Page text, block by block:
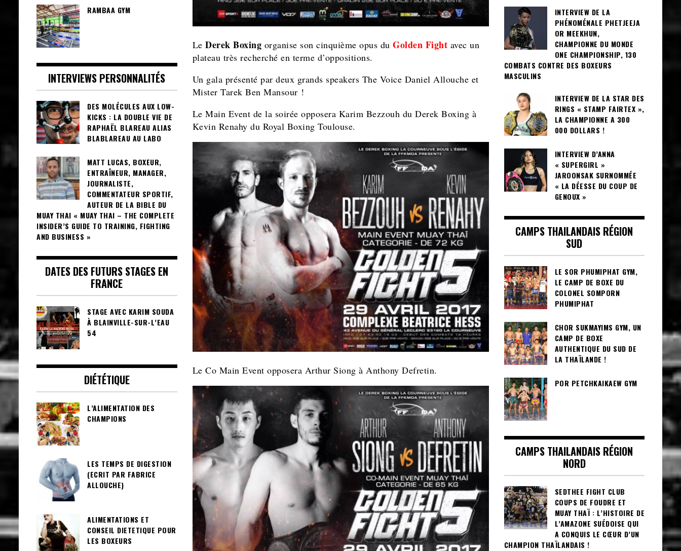
Le Derek Boxing organise son cinquième opus du Golden Fight avec un
plateau très recherché en terme d’oppositions.
Un gala présenté par deux grands speakers The Voice Daniel Allouche et
Mister Tarek Ben Mansour !
Le Main Event de la soirée opposera Karim Bezzouh du Derek Boxing à
Kevin Renahy du Royal Boxing Toulouse.
Le Co Main Event opposera Arthur Siong à Anthony Defretin.
RAMBAA GYM
INTERVIEWS PERSONNALITÉS
DES MOLÉCULES AUX LOW-
KICKS : LA DOUBLE VIE DE
RAPHAËL BLAREAU ALIAS
BLABLAREAU AU LABO
MATT LUCAS, BOXEUR,
ENTRAÎNEUR, MANAGER,
JOURNALISTE,
COMMENTATEUR SPORTIF,
AUTEUR DE LA BIBLE DU
MUAY THAI « MUAY THAI – THE COMPLETE
INSIDER’S GUIDE TO TRAINING, FIGHTING
AND BUSINESS »
DATES DES FUTURS STAGES EN
FRANCE
STAGE AVEC KARIM SOUDA
À BLAINVILLE-SUR-L’EAU
54
DIÉTÉTIQUE
L’ALIMENTATION DES
CHAMPIONS
LES TEMPS DE DIGESTION
(ECRIT PAR FABRICE
ALLOUCHE)
ALIMENTATIONS ET
CONSEIL DIETETIQUE POUR
LES BOXEURS
INTERVIEW DE LA
PHÉNOMÉNALE PHETJEEJA
OR MEEKHUN,
CHAMPIONNE DU MONDE
ONE CHAMPIONSHIP, 130
COMBATS CONTRE DES BOXEURS
MASCULINS
INTERVIEW DE LA STAR DES
RINGS « STAMP FAIRTEX »,
LA CHAMPIONNE A 300
000 DOLLARS !
INTERVIEW D’ANNA
« SUPERGIRL »
JAROONSAK SURNOMMÉE
« LA DÉESSE DU COUP DE
GENOUX »
CAMPS THAILANDAIS RÉGION
SUD
LE SOR PHUMIPHAT GYM,
LE CAMP DE BOXE DU
COLONEL SOMPORN
PHUMIPHAT
CHOR SUKMAYIMS GYM, UN
CAMP DE BOXE
AUTHENTIQUE DU SUD DE
LA THAÏLANDE !
POR PETCHKAIKAEW GYM
CAMPS THAILANDAIS RÉGION
NORD
SEDTHEE FIGHT CLUB
COUPS DE FOUDRE ET
MUAY THAÏ : L’HISTOIRE DE
L’AMAZONE SUÉDOISE QUI
A CONQUIS LE CŒUR D’UN
CHAMPION THAÏLANDAIS !